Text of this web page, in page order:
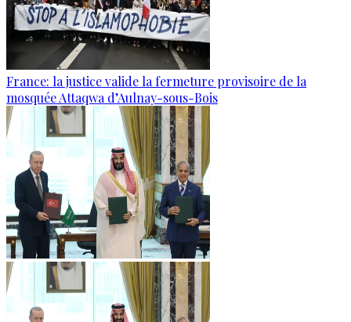
France: la justice valide la fermeture provisoire de la
mosquée Attaqwa d’Aulnay-sous-Bois